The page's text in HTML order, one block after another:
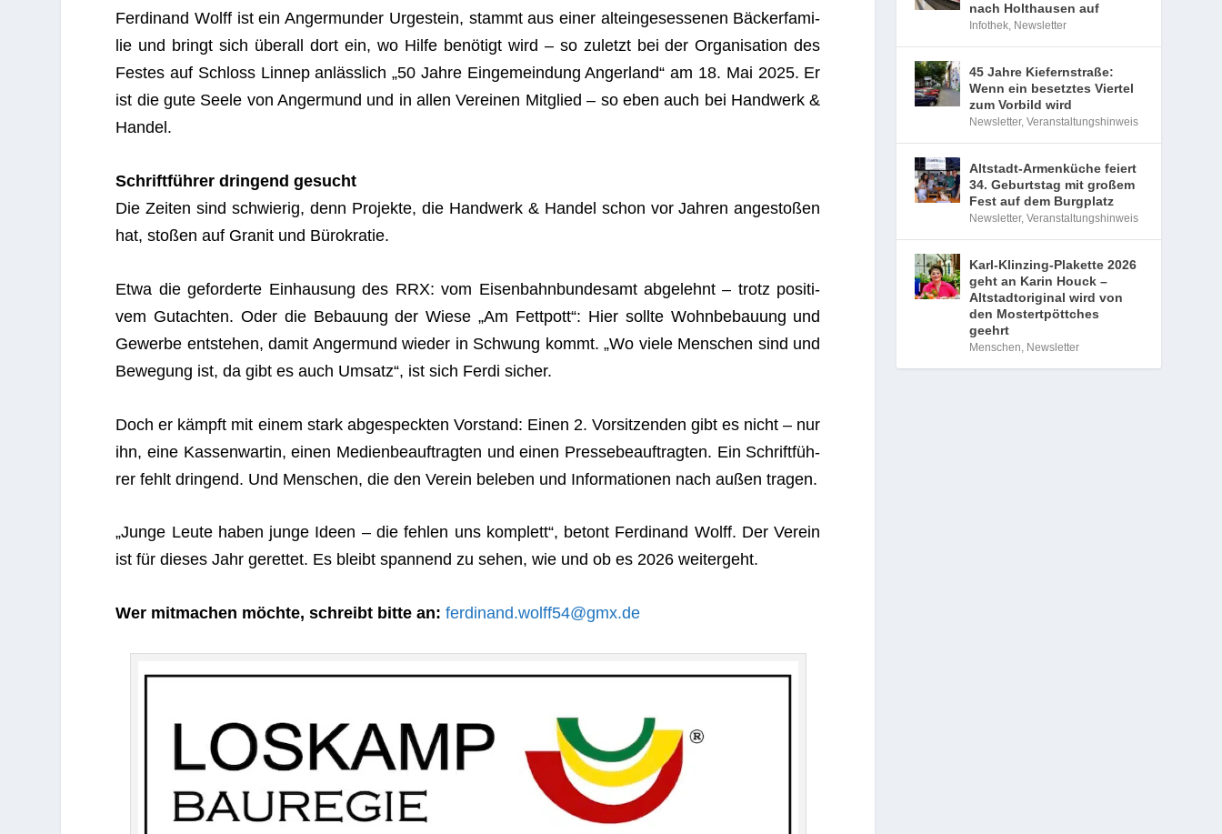
Fer­di­nand Wolff ist ein Anger­mun­der Urge­stein, stammt aus einer alt­ein­ge­ses­se­nen Bäcker­fa­mi­
lie und bringt sich über­all dort ein, wo Hilfe benö­tigt wird – so zuletzt bei der Orga­ni­sa­tion des
Fes­tes auf Schloss Lin­nep anläss­lich „50 Jahre Ein­ge­mein­dung Anger­land“ am 18. Mai 2025. Er
ist die gute Seele von Anger­mund und in allen Ver­ei­nen Mit­glied – so eben auch bei Hand­werk &
Handel.
Schrift­füh­rer drin­gend gesucht
Die Zei­ten sind schwie­rig, denn Pro­jekte, die Hand­werk & Han­del schon vor Jah­ren ange­sto­ßen
hat, sto­ßen auf Gra­nit und Bürokratie.
Etwa die gefor­derte Ein­hau­sung des RRX: vom Eisen­bahn­bun­des­amt abge­lehnt – trotz posi­ti­
vem Gut­ach­ten. Oder die Bebau­ung der Wiese „Am Fett­pott“: Hier sollte Wohn­be­bau­ung und
Gewerbe ent­ste­hen, damit Anger­mund wie­der in Schwung kommt. „Wo viele Men­schen sind und
Bewe­gung ist, da gibt es auch Umsatz“, ist sich Ferdi sicher.
Doch er kämpft mit einem stark abge­speck­ten Vor­stand: Einen 2. Vor­sit­zen­den gibt es nicht – nur
ihn, eine Kas­sen­war­tin, einen Medi­en­be­auf­trag­ten und einen Pres­se­be­auf­trag­ten. Ein Schrift­füh­
rer fehlt drin­gend. Und Men­schen, die den Ver­ein bele­ben und Infor­ma­tio­nen nach außen tragen.
„Junge Leute haben junge Ideen – die feh­len uns kom­plett“, betont Fer­di­nand Wolff. Der Ver­ein
ist für die­ses Jahr geret­tet. Es bleibt span­nend zu sehen, wie und ob es 2026 weitergeht.
Wer mit­ma­chen möchte, schreibt bitte an:ferdinand.wolff54@gmx.de
nach Holthausen auf
Infothek, Newsletter
45 Jahre Kiefernstraße:
Wenn ein besetztes Viertel
zum Vorbild wird
Newsletter,Veranstaltungshinweis
Altstadt-Armenküche feiert
34. Geburtstag mit großem
Fest auf dem Burgplatz
Newsletter,Veranstaltungshinweis
Karl-Klinzing-Plakette 2026
geht an Karin Houck –
Altstadtoriginal wird von
den Mostertpöttches
geehrt
Menschen, Newsletter